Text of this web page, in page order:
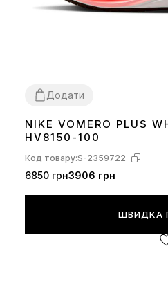
Додати
3842 434445
NIKE VOMERO PLUS
HV8150-100
Код товару:S-2359722
6850 грн3906 грн
ШВИДКА